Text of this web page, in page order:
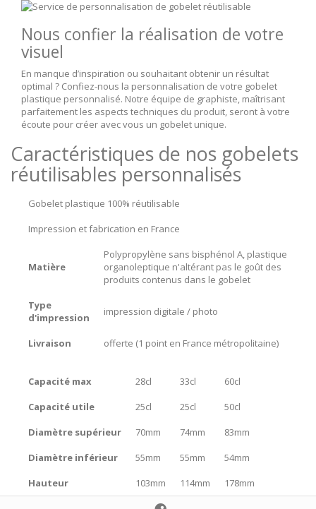
Nous confier la réalisation de votre
visuel
En manque d’inspiration ou souhaitant obtenir un résultat
optimal ? Confiez-nous la personnalisation de votre gobelet
plastique personnalisé. Notre équipe de graphiste, maîtrisant
parfaitement les aspects techniques du produit, seront à votre
écoute pour créer avec vous un gobelet unique.
Caractéristiques de nos gobelets
réutilisables personnalisés
Gobelet plastique 100% réutilisable
Impression et fabrication en France
Matière
Polypropylène sans bisphénol A, plastique
organoleptique n'altérant pas le goût des
produits contenus dans le gobelet
Type
d'impression
impression digitale / photo
Livraison offerte (1 point en France métropolitaine)
Capacité max 28cl 33cl
60cl
Capacité utile
25cl 25cl
50cl
Diamètre supérieur
70mm 74mm
83mm
Diamètre inférieur
55mm 55mm
54mm
Hauteur
103mm 114mm 178mm